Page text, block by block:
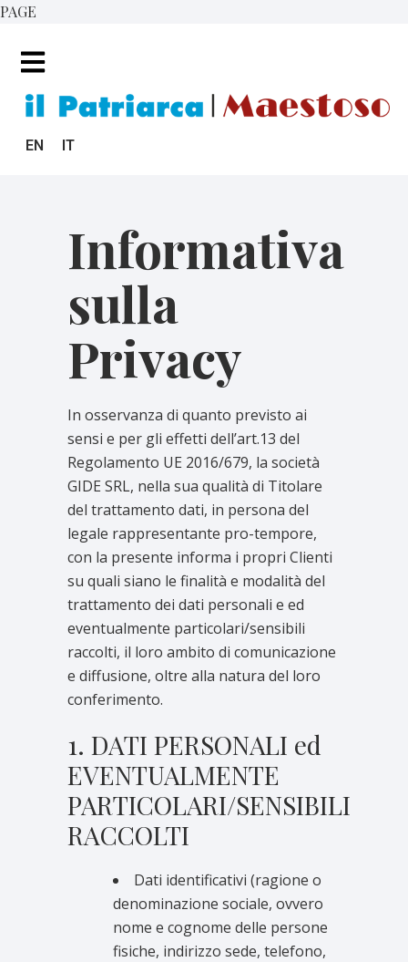
PAGE
EN IT
Informativa
sulla
Privacy
In osservanza di quanto previsto ai
sensi e per gli effetti dell’art.13 del
Regolamento UE 2016/679, la società
GIDE SRL, nella sua qualità di Titolare
del trattamento dati, in persona del
legale rappresentante pro-tempore,
con la presente informa i propri Clienti
su quali siano le finalità e modalità del
trattamento dei dati personali e ed
eventualmente particolari/sensibili
raccolti, il loro ambito di comunicazione
e diffusione, oltre alla natura del loro
conferimento.
1. DATI PERSONALI ed
EVENTUALMENTE
PARTICOLARI/SENSIBILI
RACCOLTI
Dati identificativi (ragione o
denominazione sociale, ovvero
nome e cognome delle persone
fisiche, indirizzo sede, telefono,